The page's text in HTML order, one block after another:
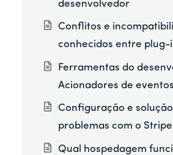
desenvolvedor
Conflitos e
conhecidos entre plug-
Ferramentas do
Acionadores de eventos
Configuração e
problemas com o Stripe
Qual hospedagem